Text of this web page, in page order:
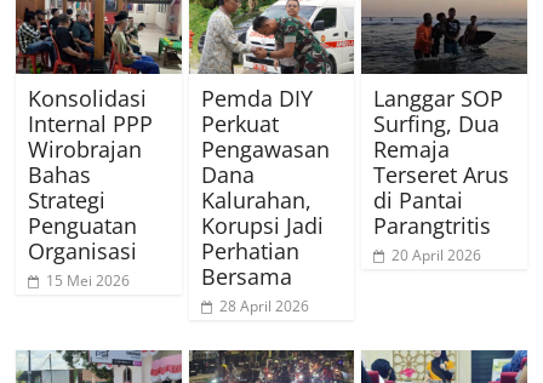
Konsolidasi
Internal PPP
Wirobrajan
Bahas
Strategi
Penguatan
Organisasi
15 Mei 2026
Pemda DIY
Perkuat
Pengawasan
Dana
Kalurahan,
Korupsi Jadi
Perhatian
Bersama
28 April 2026
Langgar SOP
Surfing, Dua
Remaja
Terseret Arus
di Pantai
Parangtritis
20 April 2026